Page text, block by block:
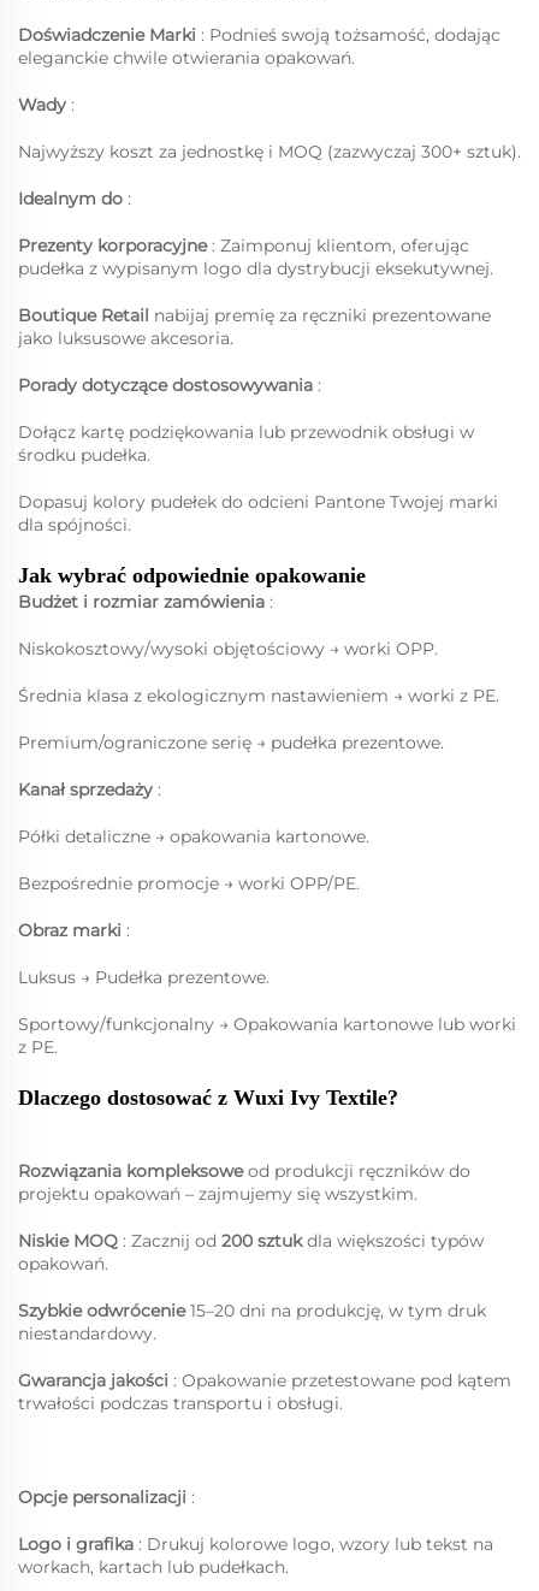
Doświadczenie Marki : Podnieś swoją tożsamość, dodając
eleganckie chwile otwierania opakowań.
Wady :
Najwyższy koszt za jednostkę i MOQ (zazwyczaj 300+ sztuk).
Idealnym do :
Prezenty korporacyjne : Zaimponuj klientom, oferując
pudełka z wypisanym logo dla dystrybucji eksekutywnej.
Boutique Retail nabijaj premię za ręczniki prezentowane
jako luksusowe akcesoria.
Porady dotyczące dostosowywania :
Dołącz kartę podziękowania lub przewodnik obsługi w
środku pudełka.
Dopasuj kolory pudełek do odcieni Pantone Twojej marki
dla spójności.
Jak wybrać odpowiednie opakowanie
Budżet i rozmiar zamówienia :
Niskokosztowy/wysoki objętościowy → worki OPP.
Średnia klasa z ekologicznym nastawieniem → worki z PE.
Premium/ograniczone serię → pudełka prezentowe.
Kanał sprzedaży :
Półki detaliczne → opakowania kartonowe.
Bezpośrednie promocje → worki OPP/PE.
Obraz marki :
Luksus → Pudełka prezentowe.
Sportowy/funkcjonalny → Opakowania kartonowe lub worki
z PE.
Dlaczego dostosować z Wuxi Ivy Textile?
Rozwiązania kompleksoweod produkcji ręczników do
projektu opakowań – zajmujemy się wszystkim.
Niskie MOQ : Zacznij od 200 sztukdla większości typów
opakowań.
Szybkie odwrócenie15–20 dni na produkcję, w tym druk
niestandardowy.
Gwarancja jakości : Opakowanie przetestowane pod kątem
trwałości podczas transportu i obsługi.
Opcje personalizacji :
Logo i grafika : Drukuj kolorowe logo, wzory lub tekst na
workach, kartach lub pudełkach.